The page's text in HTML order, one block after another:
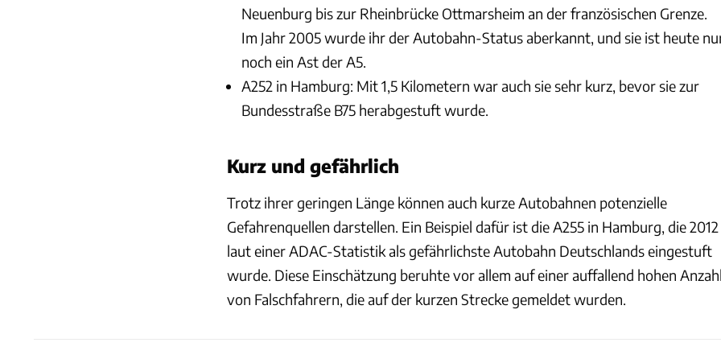
Neuenburg bis zur Rheinbrücke Ottmarsheim an der französischen Grenze.
Im Jahr 2005 wurde ihr der Autobahn-Status aberkannt, und sie ist heute
noch ein Ast der A5.
A252 in Hamburg: Mit 1,5 Kilometern war auch sie sehr kurz, bevor sie zur
Bundesstraße B75 herabgestuft wurde.
Kurz und gefährlich
Trotz ihrer geringen Länge können auch kurze Autobahnen potenzielle
Gefahrenquellen darstellen. Ein Beispiel dafür ist die A255 in Hamburg, die 2012
laut einer ADAC-Statistik als gefährlichste Autobahn Deutschlands eingestuft
wurde. Diese Einschätzung beruhte vor allem auf einer auffallend hohen
von Falschfahrern, die auf der kurzen Strecke gemeldet wurden.